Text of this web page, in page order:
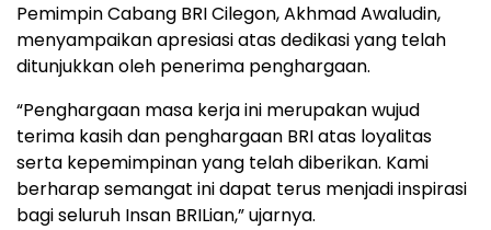
Pemimpin Cabang BRI Cilegon, Akhmad Awaludin,
menyampaikan apresiasi atas dedikasi yang telah
ditunjukkan oleh penerima penghargaan.
“Penghargaan masa kerja ini merupakan wujud
terima kasih dan penghargaan BRI atas loyalitas
serta kepemimpinan yang telah diberikan. Kami
berharap semangat ini dapat terus menjadi inspirasi
bagi seluruh Insan BRILian,” ujarnya.